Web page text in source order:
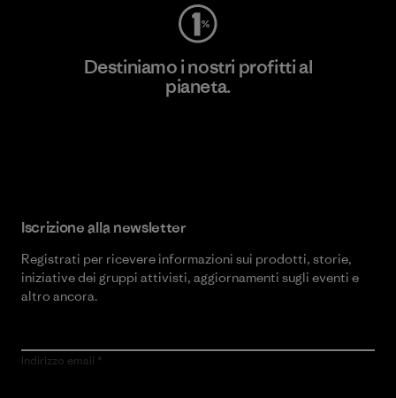
Destiniamo i nostri profitti al
pianeta.
Iscrizione alla newsletter
Registrati per ricevere informazioni sui prodotti, storie,
iniziative dei gruppi attivisti, aggiornamenti sugli eventi e
altro ancora.
Indirizzo email